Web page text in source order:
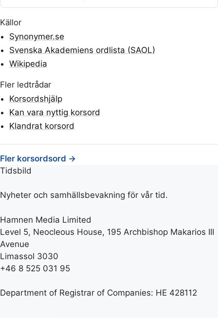
Källor
Synonymer.se
Svenska Akademiens ordlista (SAOL)
Wikipedia
Fler ledtrådar
Korsordshjälp
Kan vara nyttig korsord
Klandrat korsord
Fler korsordsord →
Tidsbild
Nyheter och samhällsbevakning för vår tid.
Hamnen Media Limited
Level 5, Neocleous House, 195 Archbishop Makarios III
Avenue
Limassol 3030
+46 8 525 031 95
Department of Registrar of Companies: HE 428112